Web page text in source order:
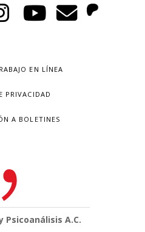
EN LÍNEA
PRIVACIDAD
A BOLETINES
Psicoanálisis A.C.